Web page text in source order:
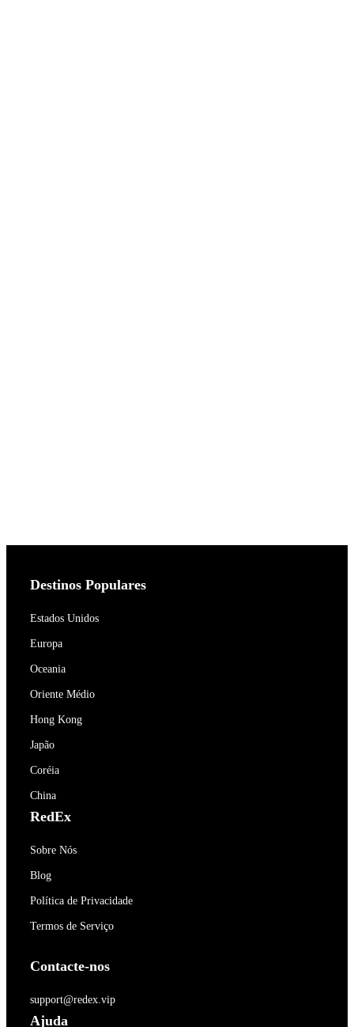
Destinos Populares
Estados Unidos
Europa
Oceania
Oriente Médio
Hong Kong
Japão
Coréia
China
RedEx
Sobre Nós
Blog
Política de Privacidade
Termos de Serviço
Contacte-nos
support@redex.vip
Ajuda